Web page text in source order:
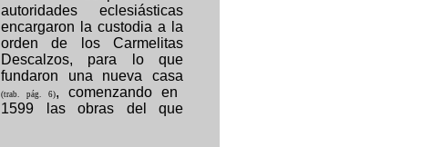
autoridades eclesiásticas
encargaron la custodia a la
orden de los Carmelitas
Descalzos, para lo que
fundaron una nueva casa
(trab. pág. 6), comenzando en
1599 las obras del que